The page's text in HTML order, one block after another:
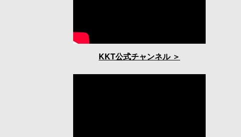
KKT公式チャンネル